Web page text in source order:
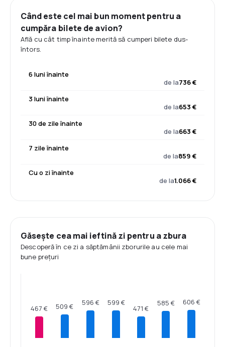
Când este cel mai bun moment pentru a
cumpăra bilete de avion?
Află cu cât timp înainte merită să cumperi bilete dus-
întors.
6 luni înainte
de la736 €
3 luni înainte
de la653 €
30 de zile înainte
de la663 €
7 zile înainte
de la859 €
Cu o zi înainte
de la1.066 €
Găsește cea mai ieftină zi pentru a zbura
Descoperă în ce zi a săptămânii zborurile au cele mai
bune prețuri
467 € 509 € 596 € 599 €
471 €
585 € 606 €